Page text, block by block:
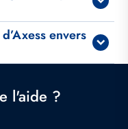
envers
l'aide ?